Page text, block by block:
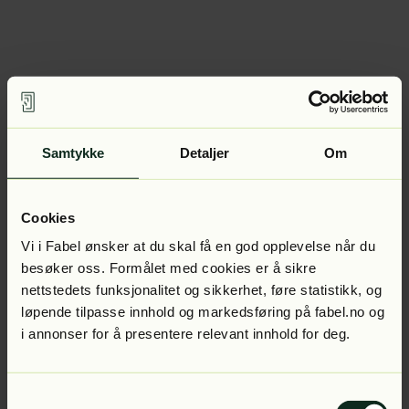
Samtykke Detaljer Om
Cookies
Vi i Fabel ønsker at du skal få en god opplevelse når du
besøker oss. Formålet med cookies er å sikre
nettstedets funksjonalitet og sikkerhet, føre statistikk, og
løpende tilpasse innhold og markedsføring på fabel.no og
i annonser for å presentere relevant innhold for deg.